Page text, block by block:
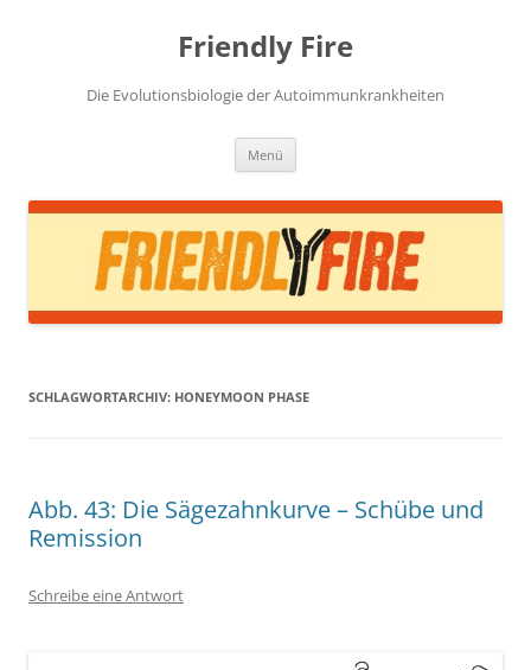
Friendly Fire
Die Evolutionsbiologie der Autoimmunkrankheiten
Menü
SCHLAGWORTARCHIV: HONEYMOON PHASE
Abb. 43: Die Sägezahnkurve – Schübe und
Remission
Schreibe eine Antwort